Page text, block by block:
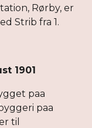
Rørby, er
Strib fra 1.
1901
paa
paa
til